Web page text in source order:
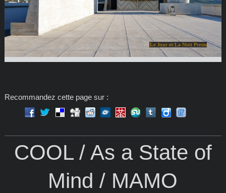
Le Jour et La Nuit Presse
Recommandez cette page sur :
COOL / As a State of
Mind / MAMO